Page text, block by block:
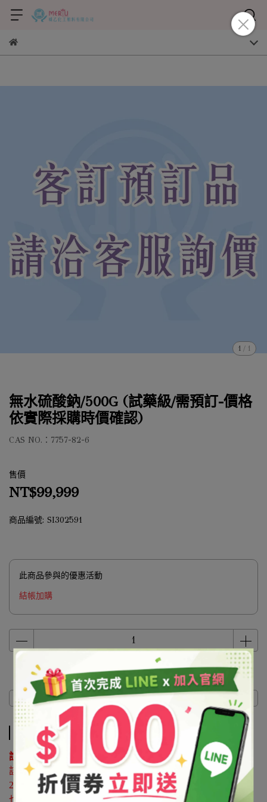
1 / 1
無水硫酸鈉/500G (試藥級/需預訂-價格
依實際採購時價確認)
CAS NO.：7757-82-6
售價
NT$99,999
商品編號: SI302591
此商品參與的優惠活動
結帳加購
商品介紹
商品介紹
說明 ：
該原料屬於協尋客訂品，如有購買需求請來電洽詢02-
25596118
也可利用 LINE@官方帳號詢問 帳號搜尋「@syb1803x」